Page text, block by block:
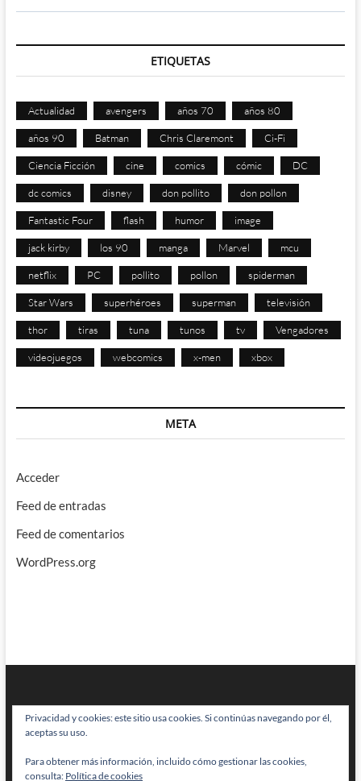
ETIQUETAS
Actualidad avengers años 70 años 80
años 90 Batman Chris Claremont Ci-Fi
Ciencia Ficción cine comics cómic DC
dc comics disney don pollito don pollon
Fantastic Four flash humor image
jack kirby los 90 manga Marvel mcu
netflix PC pollito pollon spiderman
Star Wars superhéroes superman televisión
thor tiras tuna tunos tv Vengadores
videojuegos webcomics x-men xbox
META
Acceder
Feed de entradas
Feed de comentarios
WordPress.org
BRAINSTOMPING| Diseñado por:Theme Freesia|WordPress| © Todos
Privacidad y cookies: este sitio usa cookies. Si continúas navegando por él,
aceptas su uso.
Para obtener más información, incluido cómo gestionar las cookies,
consulta: Política de cookies